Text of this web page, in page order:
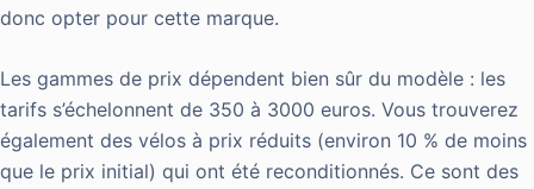
donc opter pour cette marque.
Les gammes de prix dépendent bien sûr du modèle : les
tarifs s’échelonnent de 350 à 3000 euros. Vous trouverez
également des vélos à prix réduits (environ 10 % de moins
que le prix initial) qui ont été reconditionnés. Ce sont des